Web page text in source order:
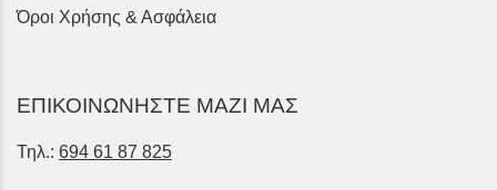
Όροι Χρήσης & Ασφάλεια
ΕΠΙΚΟΙΝΩΝΗΣΤΕ ΜΑΖΙ ΜΑΣ
Τηλ.: 694 61 87 825